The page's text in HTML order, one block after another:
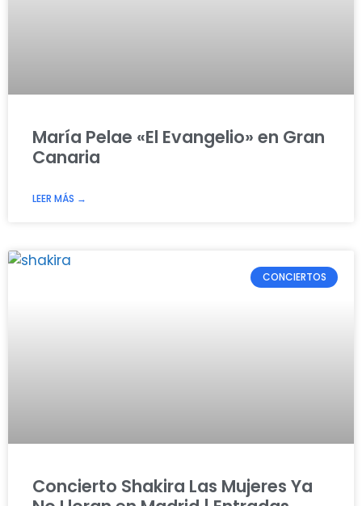
María Pelae «El Evangelio» en Gran
Canaria
LEER MÁS →
CONCIERTOS
Concierto Shakira Las Mujeres Ya